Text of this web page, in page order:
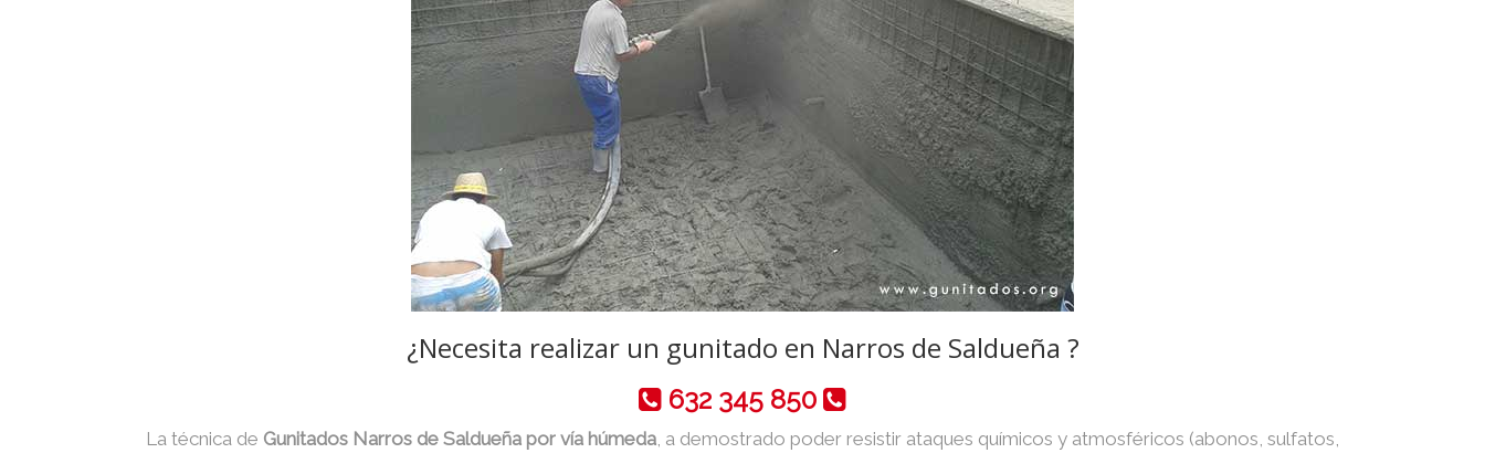
¿Necesita realizar un gunitado en Narros de Saldueña ?
632 345 850
La técnica de Gunitados Narros de Saldueña por vía húmeda, a demostrado poder resistir ataques químicos y atmosféricos (abonos, sulfatos,